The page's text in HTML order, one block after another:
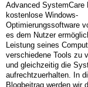
Advanced SystemCare
kostenlose Windows-
Optimierungssoftware
es dem Nutzer
Leistung seines
verschiedene Tools zu
und gleichzeitig die
aufrechtzuerhalten. In
Blogbeitrag werden wir